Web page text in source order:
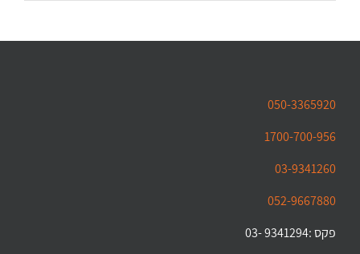
050-3365920
1700-700-956
03-9341260
052-9667880
פקס :9341294 -03